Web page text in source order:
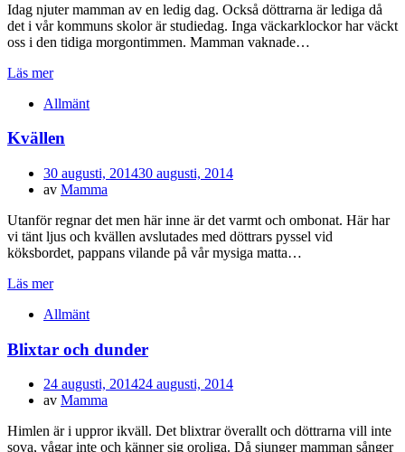
Idag njuter mamman av en ledig dag. Också döttrarna är lediga då
det i vår kommuns skolor är studiedag. Inga väckarklockor har väckt
oss i den tidiga morgontimmen. Mamman vaknade…
Läs mer
Allmänt
Kvällen
Publicerad
den
30 augusti, 201430 augusti, 2014
av Mamma
Utanför regnar det men här inne är det varmt och ombonat. Här har
vi tänt ljus och kvällen avslutades med döttrars pyssel vid
köksbordet, pappans vilande på vår mysiga matta…
Läs mer
Allmänt
Blixtar och dunder
Publicerad
den
24 augusti, 201424 augusti, 2014
av Mamma
Himlen är i uppror ikväll. Det blixtrar överallt och döttrarna vill inte
sova, vågar inte och känner sig oroliga. Då sjunger mamman sånger